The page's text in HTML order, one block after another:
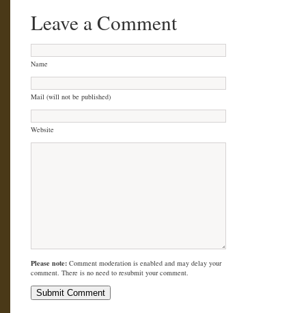
Leave a Comment
Name
Mail (will not be published)
Website
Please note: Comment moderation is enabled and may delay your
comment. There is no need to resubmit your comment.